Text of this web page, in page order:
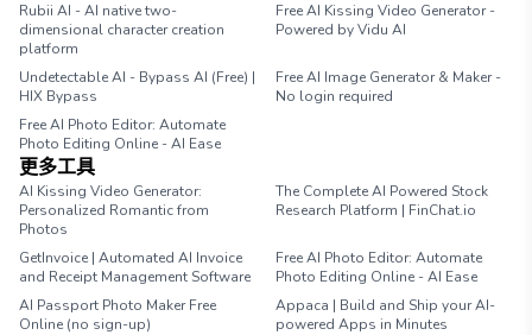
Rubii AI - AI native two-
dimensional character creation
platform
Free AI Kissing Video Generator -
Powered by Vidu AI
Undetectable AI - Bypass AI (Free) |
HIX Bypass
Free AI Image Generator & Maker -
No login required
Free AI Photo Editor: Automate
Photo Editing Online - AI Ease
更多工具
AI Kissing Video Generator:
Personalized Romantic from
Photos
The Complete AI Powered Stock
Research Platform | FinChat.io
GetInvoice | Automated AI Invoice
and Receipt Management Software
Free AI Photo Editor: Automate
Photo Editing Online - AI Ease
AI Passport Photo Maker Free
Online (no sign-up)
Appaca | Build and Ship your AI-
powered Apps in Minutes